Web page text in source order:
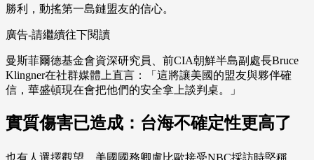
勝利，動搖第一島鏈盟友的信心。
廣告-請繼續往下閱讀
曼斯菲爾德基金會資深研究員、前CIA朝鮮半島副處長Bruce
Klingner在社群媒體上直言：「這將讓美國的盟友與夥伴確
信，華盛頓現在會把他們的安全拿上談判桌。」
實質傷害已造成：台海不確定性更高了